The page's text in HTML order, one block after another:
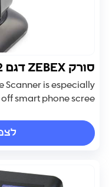
סורק ZEBEX דגם Z8062
Scanner is especially
smart phone scree...